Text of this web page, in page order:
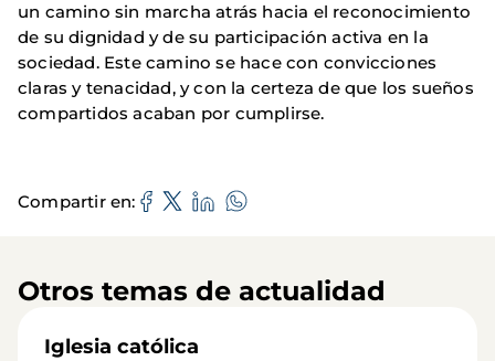
un camino sin marcha atrás hacia el reconocimiento
de su dignidad y de su participación activa en la
sociedad. Este camino se hace con convicciones
claras y tenacidad, y con la certeza de que los sueños
compartidos acaban por cumplirse.
Compartir en
Otros temas de actualidad
Iglesia católica